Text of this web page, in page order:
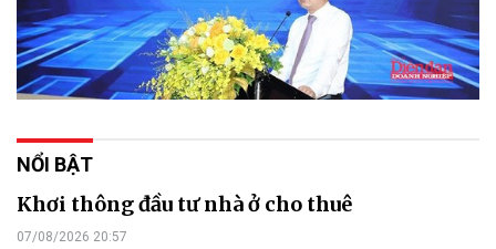
NỔI BẬT
Khơi thông đầu tư nhà ở cho thuê
07/08/2026 20:57